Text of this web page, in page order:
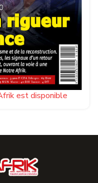
est disponible